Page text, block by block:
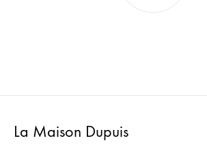
La Maison Dupuis